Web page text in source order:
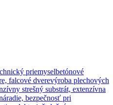
priemyselbetónové
falcové dverevýroba plechových
strešný substrát, extenzívna
bezpečnosť pri